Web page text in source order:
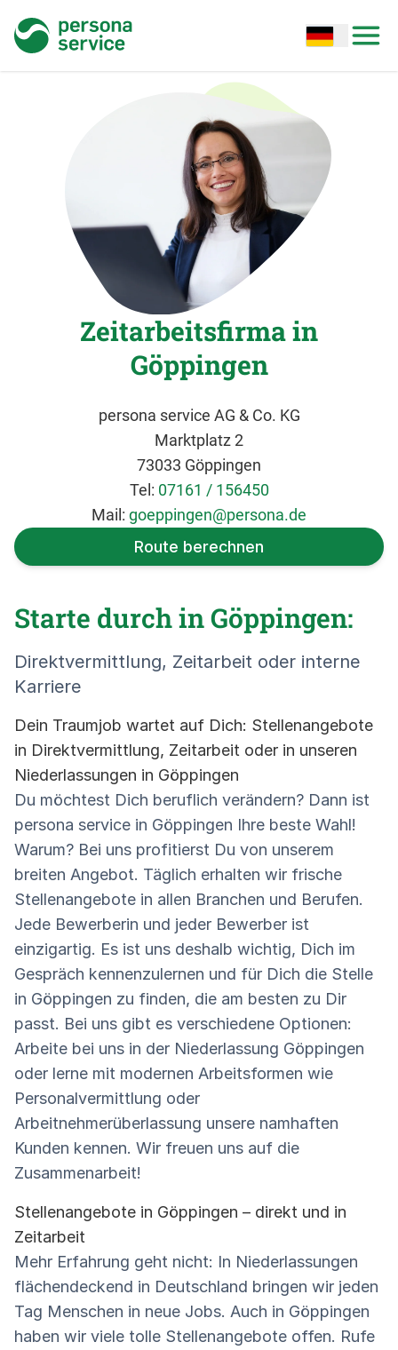
persona service Open options
Zeitarbeitsfirma in
Göppingen
persona service AG & Co. KG
Marktplatz 2
73033 Göppingen
Tel: 07161 / 156450
Mail: goeppingen@persona.de
Route berechnen
Starte durch in Göppingen:
Direktvermittlung, Zeitarbeit oder interne
Karriere
Dein Traumjob wartet auf Dich: Stellenangebote
in Direktvermittlung, Zeitarbeit oder in unseren
Niederlassungen in Göppingen
Du möchtest Dich beruflich verändern? Dann ist
persona service in Göppingen Ihre beste Wahl!
Warum? Bei uns profitierst Du von unserem
breiten Angebot. Täglich erhalten wir frische
Stellenangebote in allen Branchen und Berufen.
Jede Bewerberin und jeder Bewerber ist
einzigartig. Es ist uns deshalb wichtig, Dich im
Gespräch kennenzulernen und für Dich die Stelle
in Göppingen zu finden, die am besten zu Dir
passt. Bei uns gibt es verschiedene Optionen:
Arbeite bei uns in der Niederlassung Göppingen
oder lerne mit modernen Arbeitsformen wie
Personalvermittlung oder
Arbeitnehmerüberlassung unsere namhaften
Kunden kennen. Wir freuen uns auf die
Zusammenarbeit!
Stellenangebote in Göppingen – direkt und in
Zeitarbeit
Mehr Erfahrung geht nicht: In Niederlassungen
flächendeckend in Deutschland bringen wir jeden
Tag Menschen in neue Jobs. Auch in Göppingen
haben wir viele tolle Stellenangebote offen. Rufe